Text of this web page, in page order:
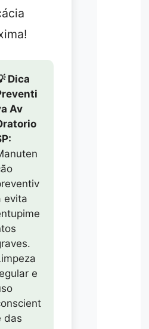
Dica
Av
evita
e
das